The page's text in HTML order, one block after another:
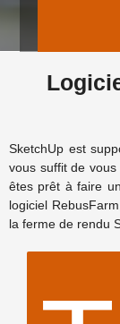
SketchUp est
vous suffit de
êtes prêt à faire
logiciel
la ferme de rendu